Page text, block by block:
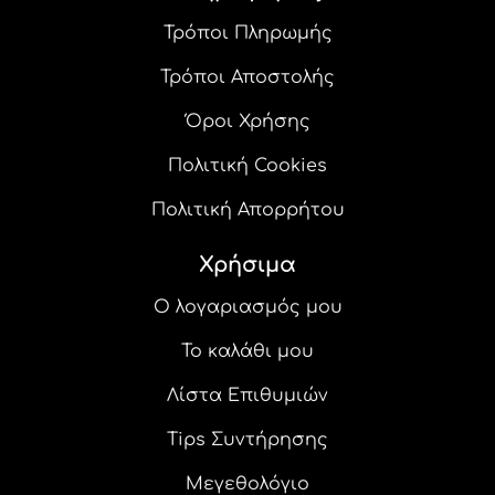
Τρόποι Πληρωμής
Τρόποι Αποστολής
Όροι Χρήσης
Πολιτική Cookies
Πολιτική Απορρήτου
Χρήσιμα
Ο λογαριασμός μου
Το καλάθι μου
Λίστα Επιθυμιών
Tips Συντήρησης
Μεγεθολόγιο